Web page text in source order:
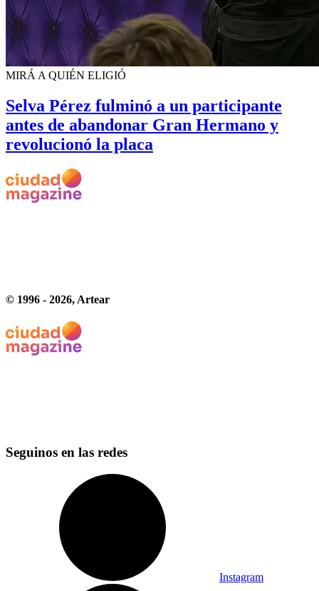
MIRÁ A QUIÉN ELIGIÓ
Selva Pérez fulminó a un participante
antes de abandonar Gran Hermano y
revolucionó la placa
© 1996 - 2026, Artear
Seguinos en las redes
Instagram